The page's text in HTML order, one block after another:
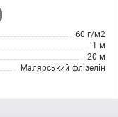
60 г/м2
1 м
20 м
Малярський флізелін